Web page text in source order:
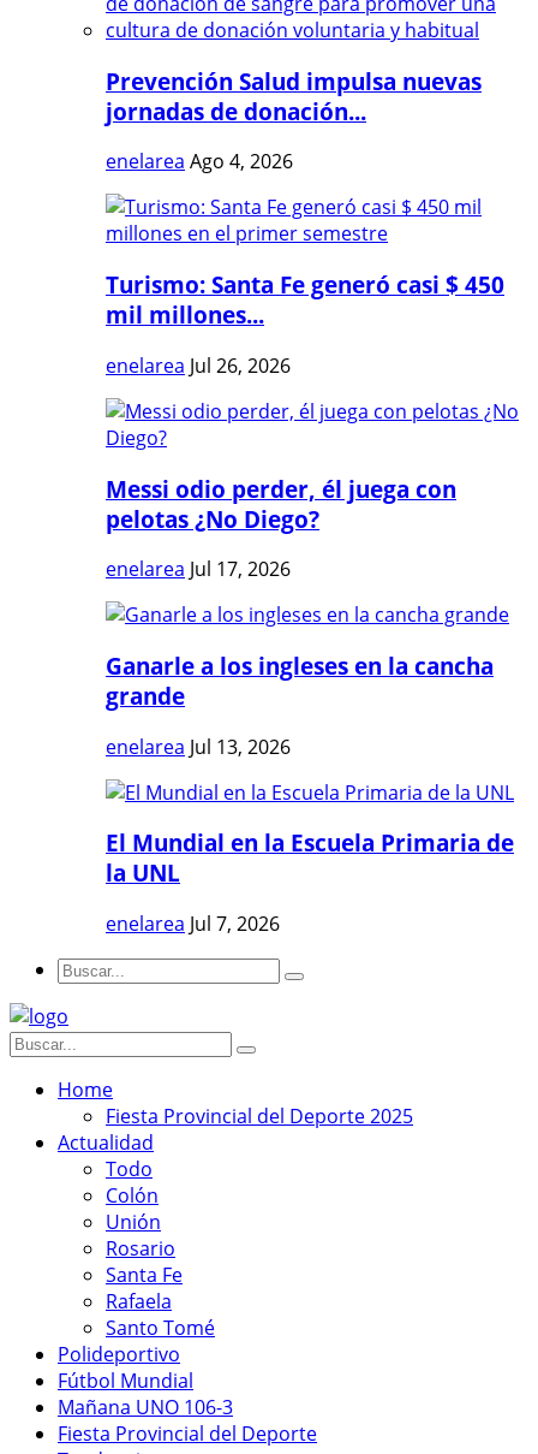
Prevención Salud impulsa nuevas
jornadas de donación...
enelarea Ago 4, 2026
Turismo: Santa Fe generó casi $ 450
mil millones...
enelarea Jul 26, 2026
Messi odio perder, él juega con
pelotas ¿No Diego?
enelarea Jul 17, 2026
Ganarle a los ingleses en la cancha
grande
enelarea Jul 13, 2026
El Mundial en la Escuela Primaria de
la UNL
enelarea Jul 7, 2026
Home
Fiesta Provincial del Deporte 2025
Actualidad
Todo
Colón
Unión
Rosario
Santa Fe
Rafaela
Santo Tomé
Polideportivo
Fútbol Mundial
Mañana UNO 106-3
Fiesta Provincial del Deporte